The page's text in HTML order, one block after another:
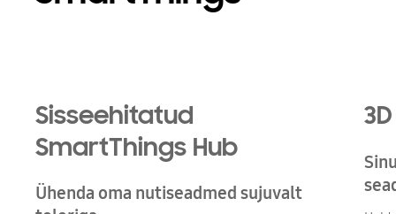
Sisseehitatud
SmartThings Hub
Ühenda oma nutiseadmed sujuvalt